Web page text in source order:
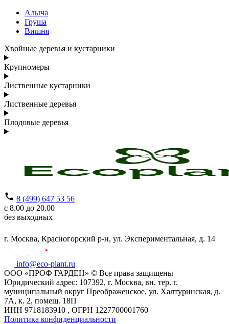
Алыча
Груша
Вишня
Хвойные деревья и кустарники
Крупномеры
Лиственные кустарники
Лиственные деревья
Плодовые деревья
8 (499) 647 53 56
с 8.00 до 20.00
без выходных
г. Москва, Красногорский р-н, ул. Экспериментальная, д. 14
info@eco-plant.ru
ООО «ПРОФ ГАРДЕН» © Все права защищены
Юридический адрес: 107392, г. Москва, вн. тер. г.
муниципальный округ Преображенское, ул. Халтуринская, д.
7А, к. 2, помещ. 18П
ИНН 9718183910 , ОГРН 1227700001760
Политика конфиденциальности